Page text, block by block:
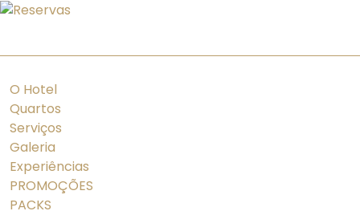
O Hotel
Quartos
Serviços
Galeria
Experiências
PROMOÇÕES
PACKS